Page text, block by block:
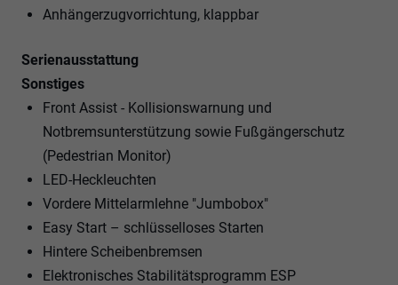
Anhängerzugvorrichtung, klappbar
Serienausstattung
Sonstiges
Front Assist - Kollisionswarnung und
Notbremsunterstützung sowie Fußgängerschutz
(Pedestrian Monitor)
LED-Heckleuchten
Vordere Mittelarmlehne "Jumbobox"
Easy Start – schlüsselloses Starten
Hintere Scheibenbremsen
Elektronisches Stabilitätsprogramm ESP